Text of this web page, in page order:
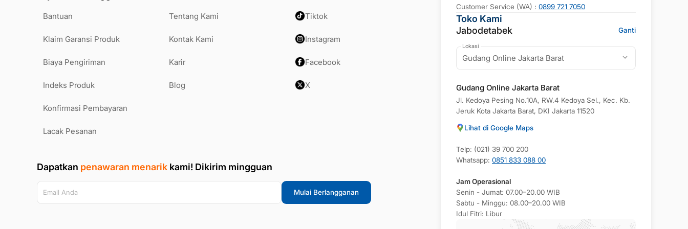
Customer Service (WA) : 0899 721 7050
Toko Kami
Jabodetabek
Ganti
Lokasi
Gudang Online Jakarta Barat
Gudang Online Jakarta Barat
Jl. Kedoya Pesing No.10A, RW.4 Kedoya Sel., Kec. Kb.
Jeruk Kota Jakarta Barat, DKI Jakarta 11520
Lihat di Google Maps
Telp: (021) 39 700 200
Whatsapp: 0851 833 088 00
Jam Operasional
Senin - Jumat: 07.00–20.00 WIB
Sabtu - Minggu: 08.00–20.00 WIB
Idul Fitri: Libur
Bantuan
Klaim Garansi Produk
Biaya Pengiriman
Indeks Produk
Konfirmasi Pembayaran
Lacak Pesanan
Tentang Kami
Kontak Kami
Karir
Blog
Tiktok
Instagram
Facebook
X
Dapatkan penawaran menarik kami! Dikirim mingguan
Email Anda Mulai Berlangganan